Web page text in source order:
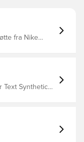
fra Nike
i
Fleksible riller
frit
Text Synthetic